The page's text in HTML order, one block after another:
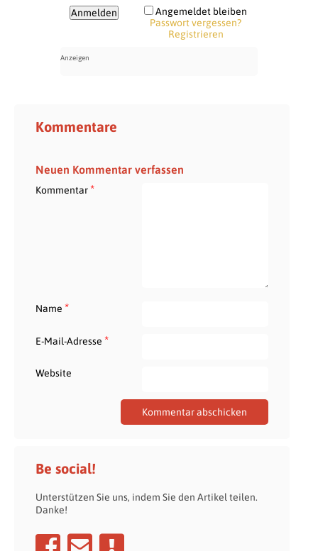
Angemeldet bleiben
Passwort vergessen?
Registrieren
Kommentare
Neuen Kommentar verfassen
Kommentar*
Name *
E-Mail-Adresse *
Website
Be social!
Unterstützen Sie uns, indem Sie den Artikel teilen.
Danke!